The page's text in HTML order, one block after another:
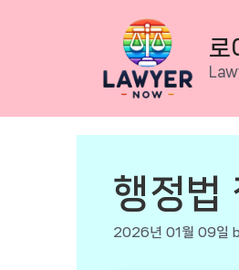
로
행정법
2026년 01월 09일